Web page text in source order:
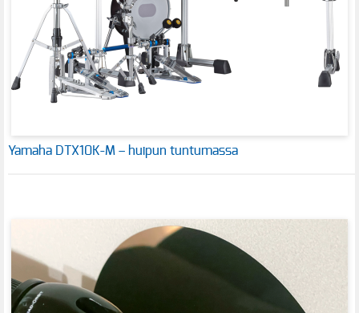
Yamaha DTX10K-M – huipun tuntumassa